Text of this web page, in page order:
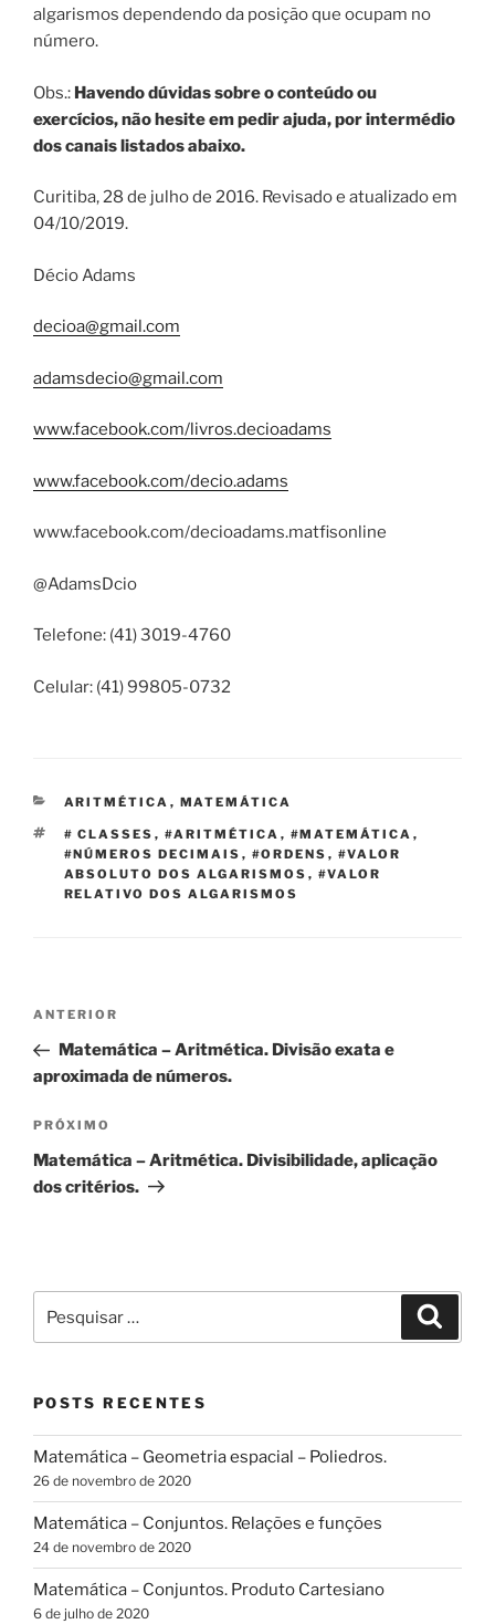
algarismos dependendo da posição que ocupam no
número.
Obs.: Havendo dúvidas sobre o conteúdo ou
exercícios, não hesite em pedir ajuda, por intermédio
dos canais listados abaixo.
Curitiba, 28 de julho de 2016. Revisado e atualizado em
04/10/2019.
Décio Adams
decioa@gmail.com
adamsdecio@gmail.com
www.facebook.com/livros.decioadams
www.facebook.com/decio.adams
www.facebook.com/decioadams.matfisonline
@AdamsDcio
Telefone: (41) 3019-4760
Celular: (41) 99805-0732
CATEGORIAS
ARITMÉTICA , MATEMÁTICA
TAGS
# CLASSES , #ARITMÉTICA , #MATEMÁTICA ,
#NÚMEROS DECIMAIS , #ORDENS , #VALOR
ABSOLUTO DOS ALGARISMOS , #VALOR
RELATIVO DOS ALGARISMOS
Navegação
Post
Post
anterior
ANTERIOR
Matemática – Aritmética. Divisão exata e
aproximada de números.
Próximo
post
PRÓXIMO
Matemática – Aritmética. Divisibilidade, aplicação
dos critérios.
por:
POSTS RECENTES
Matemática – Geometria espacial – Poliedros.
26 de novembro de 2020
Matemática – Conjuntos. Relações e funções
24 de novembro de 2020
Matemática – Conjuntos. Produto Cartesiano
6 de julho de 2020